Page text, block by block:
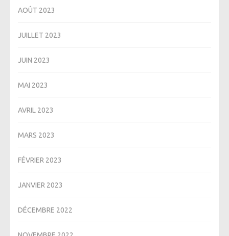
AOÛT 2023
JUILLET 2023
JUIN 2023
MAI 2023
AVRIL 2023
MARS 2023
FÉVRIER 2023
JANVIER 2023
DÉCEMBRE 2022